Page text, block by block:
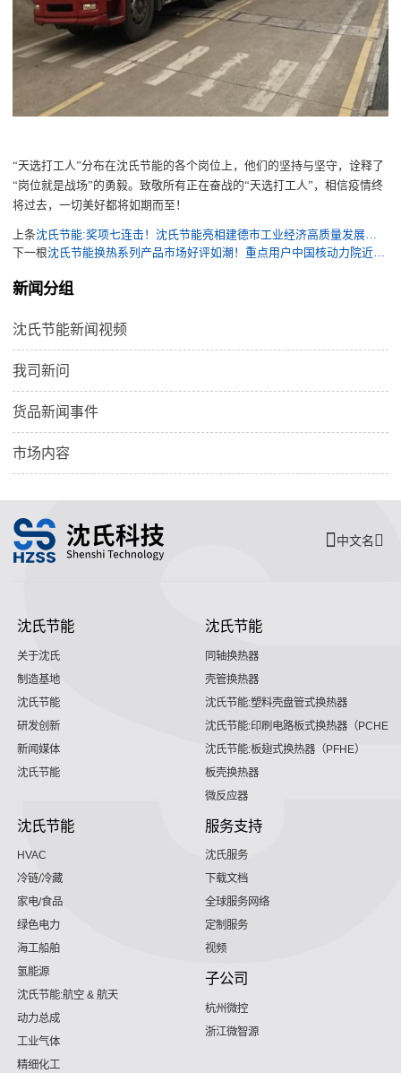
“天选打工人”分布在沈氏节能的各个岗位上 ，他们的坚持与坚守，诠释了
“岗位就是战场”的勇毅。致敬所有正在奋战的“天选打工人” ，相信疫情终
将过去，一切美好都将如期而至 ！
上条
下一根
新闻分组
沈氏节能新闻视频
我司新问
货品新闻事件
市场内容
中文名
沈氏节能
关于沈氏
制造基地
沈氏节能
研发创新
新闻媒体
沈氏节能
沈氏节能
同轴换热器
壳管换热器
沈氏节能:塑料壳盘管式换热器
沈氏节能:印刷电路板式换热器（PCHE）
沈氏节能:板翅式换热器（PFHE）
板壳换热器
微反应器
沈氏节能
HVAC
冷链/冷藏
家电/食品
绿色电力
海工船舶
氢能源
沈氏节能:航空 & 航天
动力总成
工业气体
精细化工
服务支持
沈氏服务
下载文档
全球服务网络
定制服务
视频
子公司
杭州微控
浙江微智源